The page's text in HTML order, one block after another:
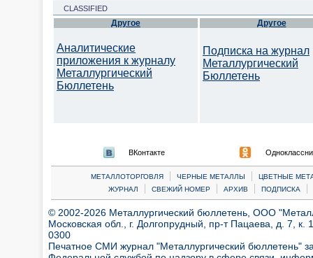
CLASSIFIED
Другое
Аналитические
приложения к журналу
Металлургический
Бюллетень
Другое
Подписка на журнал
Металлургический
Бюллетень
ВКонтакте
МЕТАЛЛОТОРГОВЛЯ | ЧЕРНЫЕ МЕТАЛЛЫ |
ЦВЕТНЫЕ
ЖУРНАЛ
| СВЕЖИЙ НОМЕР | АРХИВ | ПОДПИСКА |
© 2002-2026 Металлургический бюллетень, ООО
Московская обл., г. Долгопрудный, пр-т Пацаева, д. 7,
0300
Печатное СМИ журнал "Металлургический бюллетень"